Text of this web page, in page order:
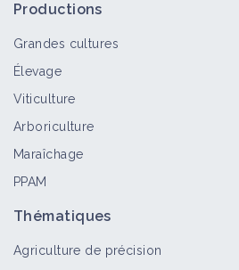
Productions
Grandes cultures
Élevage
Viticulture
Arboriculture
Maraîchage
PPAM
Thématiques
Agriculture de précision